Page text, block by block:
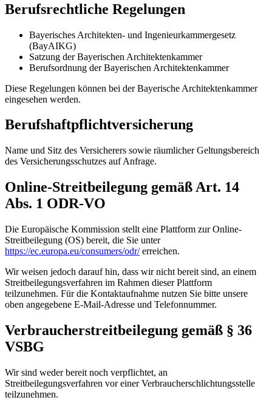
Berufsrechtliche Regelungen
Bayerisches Architekten- und Ingenieurkammergesetz
(BayAIKG)
Satzung der Bayerischen Architektenkammer
Berufsordnung der Bayerischen Architektenkammer
Diese Regelungen können bei der Bayerische Architektenkammer
eingesehen werden.
Berufshaftpflichtversicherung
Name und Sitz des Versicherers sowie räumlicher Geltungsbereich
des Versicherungsschutzes auf Anfrage.
Online-Streitbeilegung gemäß Art. 14
Abs. 1 ODR-VO
Die Europäische Kommission stellt eine Plattform zur Online-
Streitbeilegung (OS) bereit, die Sie unter
https://ec.europa.eu/consumers/odr/erreichen.
Wir weisen jedoch darauf hin, dass wir nicht bereit sind, an einem
Streitbeilegungsverfahren im Rahmen dieser Plattform
teilzunehmen. Für die Kontaktaufnahme nutzen Sie bitte unsere
oben angegebene E-Mail-Adresse und Telefonnummer.
Verbraucherstreitbeilegung gemäß § 36
VSBG
Wir sind weder bereit noch verpflichtet, an
Streitbeilegungsverfahren vor einer Verbraucherschlichtungsstelle
teilzunehmen.